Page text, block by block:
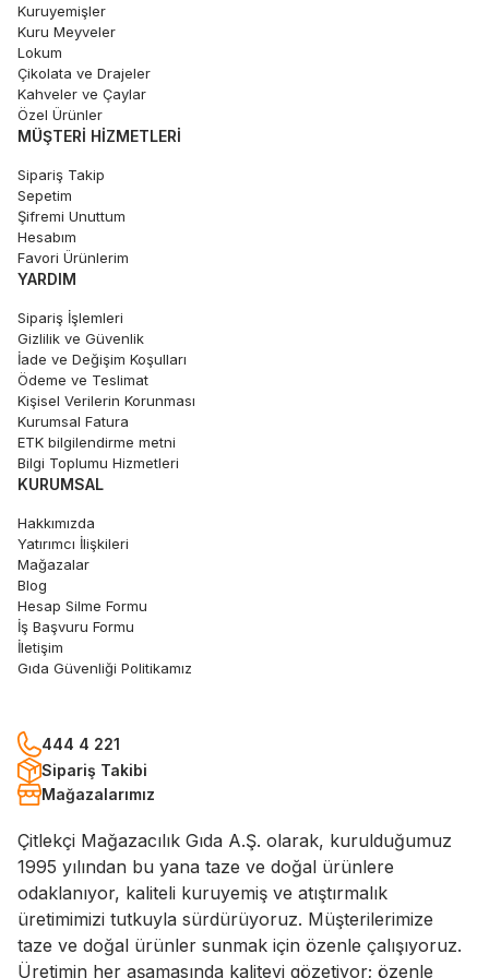
444 4 221
Sipariş Takibi
Mağazalarımız
Çitlekçi Mağazacılık Gıda A.Ş. olarak, kurulduğumuz
1995 yılından bu yana taze ve doğal ürünlere
odaklanıyor, kaliteli kuruyemiş ve atıştırmalık
üretimimizi tutkuyla sürdürüyoruz. Müşterilerimize
taze ve doğal ürünler sunmak için özenle çalışıyoruz.
Üretimin her aşamasında kaliteyi gözetiyor; özenle
Kuruyemişler
Kuru Meyveler
Lokum
Çikolata ve Drajeler
Kahveler ve Çaylar
Özel Ürünler
MÜŞTERI HIZMETLERI
Sipariş Takip
Sepetim
Şifremi Unuttum
Hesabım
Favori Ürünlerim
YARDIM
Sipariş İşlemleri
Gizlilik ve Güvenlik
İade ve Değişim Koşulları
Ödeme ve Teslimat
Kişisel Verilerin Korunması
Kurumsal Fatura
ETK bilgilendirme metni
Bilgi Toplumu Hizmetleri
KURUMSAL
Hakkımızda
Yatırımcı İlişkileri
Mağazalar
Blog
Hesap Silme Formu
İş Başvuru Formu
İletişim
Gıda Güvenliği Politikamız